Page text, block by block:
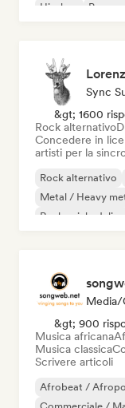
Hip-hop
Pop
Sync
&gt; 1600
Rock alternativo
Concedere in
artisti per la
Rock alternativo
Metal / Heavy
Rock psichedelico
Media/
&gt; 900
Musica africana
Musica classica
Scrivere articoli
Afrobeat /